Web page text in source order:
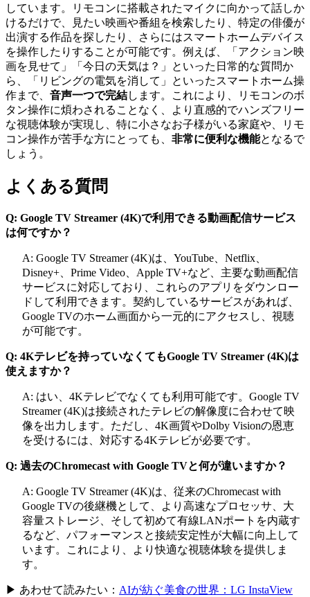
しています。リモコンに搭載されたマイクに向かって話しか
けるだけで、見たい映画や番組を検索したり、特定の俳優が
出演する作品を探したり、さらにはスマートホームデバイス
を操作したりすることが可能です。例えば、「アクション映
画を見せて」「今日の天気は？」といった日常的な質問か
ら、「リビングの電気を消して」といったスマートホーム操
作まで、 音声一つで完結します。これにより、リモコンのボ
タン操作に煩わされることなく、より直感的でハンズフリー
な視聴体験が実現し、特に小さなお子様がいる家庭や、リモ
コン操作が苦手な方にとっても、 非常に便利な機能となるで
しょう。
よくある質問
Q: Google TV Streamer (4K)で利用できる動画配信サービス
は何ですか？
A: Google TV Streamer (4K)は、YouTube、Netflix、
Disney+、Prime Video、Apple TV+など、主要な動画配信
サービスに対応しており、これらのアプリをダウンロー
ドして利用できます。契約しているサービスがあれば、
Google TVのホーム画面から一元的にアクセスし、視聴
が可能です。
Q: 4Kテレビを持っていなくてもGoogle TV Streamer (4K)は
使えますか？
A: はい、4Kテレビでなくても利用可能です。Google TV
Streamer (4K)は接続されたテレビの解像度に合わせて映
像を出力します。ただし、4K画質やDolby Visionの恩恵
を受けるには、対応する4Kテレビが必要です。
Q: 過去のChromecast with Google TVと何が違いますか？
A: Google TV Streamer (4K)は、従来のChromecast with
Google TVの後継機として、より高速なプロセッサ、大
容量ストレージ、そして初めて有線LANポートを内蔵す
るなど、パフォーマンスと接続安定性が大幅に向上して
います。これにより、より快適な視聴体験を提供しま
す。
▶ あわせて読みたい： AIが紡ぐ美食の世界：LG InstaView